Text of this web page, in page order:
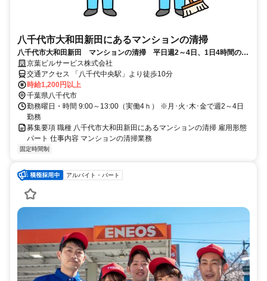
八千代市大和田新田にあるマンションの清掃
八千代市大和田新田 マンションの清掃 平日週2～4日、1日4時間のお
仕事 WワークOK 男女活躍中
京葉ビルサービス株式会社
交通アクセス 「八千代中央駅」より徒歩10分
時給1,200円以上
千葉県八千代市
勤務曜日・時間 9:00～13:00（実働4ｈ） ※月･火･木･金で週2～4日
勤務
募集要項 職種 八千代市大和田新田にあるマンションの清掃 雇用形態
パート 仕事内容 マンションの清掃業務
固定時間制
アルバイト・パート